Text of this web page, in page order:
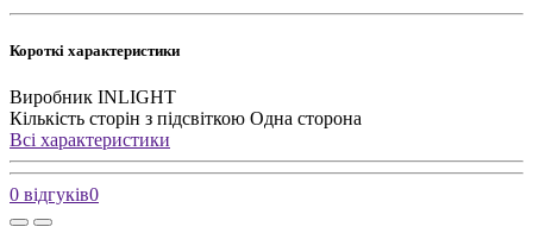
Короткі характеристики
Виробник INLIGHT
Кількість сторін з підсвіткою Одна сторона
Всі характеристики
0 відгуків0